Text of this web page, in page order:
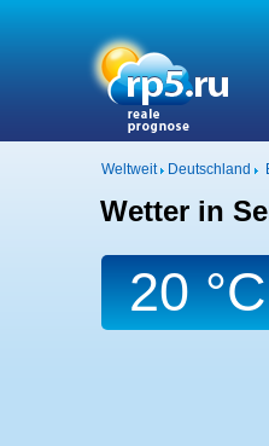
Weltweit Deutschland
Wetter in
20 °C